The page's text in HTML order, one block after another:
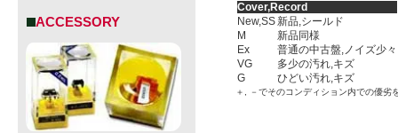
ACCESSORY
Cover,Record
New,SS新品,シールド
M
新品同様
Ex
普通の中古盤,ノイズ少々
VG
多少の汚れ,キズ
G
ひどい汚れ,キズ
＋, －でそのコンディション内での優劣